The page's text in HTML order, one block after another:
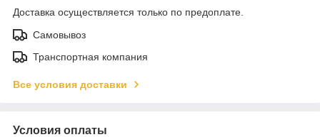
Доставка осуществляется только по предоплате.
Самовывоз
Транспортная компания
Все условия доставки
Условия оплаты